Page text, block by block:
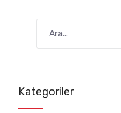
Kategoriler